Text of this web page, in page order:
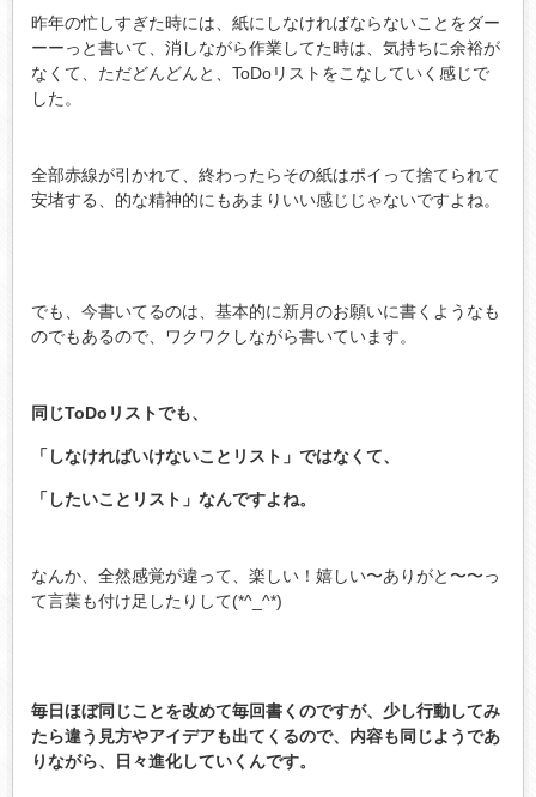
昨年の忙しすぎた時には、紙にしなければならないことをダー
ーーっと書いて、消しながら作業してた時は、気持ちに余裕が
なくて、ただどんどんと、ToDoリストをこなしていく感じで
した。
全部赤線が引かれて、終わったらその紙はポイって捨てられて
安堵する、的な精神的にもあまりいい感じじゃないですよね。
でも、今書いてるのは、基本的に新月のお願いに書くようなも
のでもあるので、ワクワクしながら書いています。
同じToDoリストでも、
「しなければいけないことリスト」ではなくて、
「したいことリスト」なんですよね。
なんか、全然感覚が違って、楽しい！嬉しい〜ありがと〜〜っ
て言葉も付け足したりして(*^_^*)
毎日ほぼ同じことを改めて毎回書くのですが、少し行動してみ
たら違う見方やアイデアも出てくるので、内容も同じようであ
りながら、日々進化していくんです。